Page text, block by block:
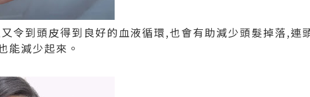
令到頭皮得到良好的血液循環,也會有助減少頭髮掉落,連
能減少起來。